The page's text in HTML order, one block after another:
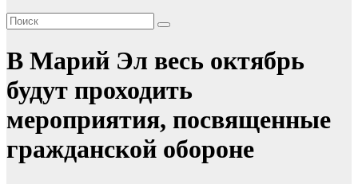
В Марий Эл весь октябрь
будут проходить
мероприятия, посвященные
гражданской обороне